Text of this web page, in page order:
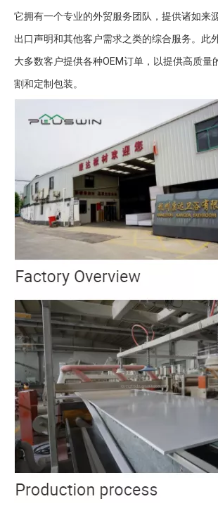
它拥有一个专业的外贸服务团队，提供诸如来
出口声明和其他客户需求之类的综合服务。此
大多数客户提供各种OEM订单，以提供高质量
割和定制包装。